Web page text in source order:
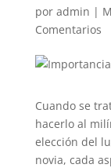
por admin |
Comentarios
Cuando se
hacerlo al
elección del
novia, cada